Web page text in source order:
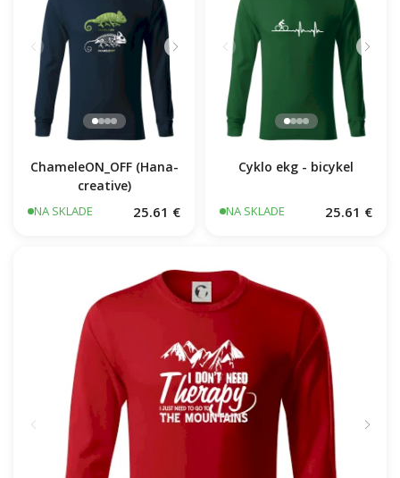
ChameleON_OFF (Hana-
creative)
NA SKLADE 25.61 €